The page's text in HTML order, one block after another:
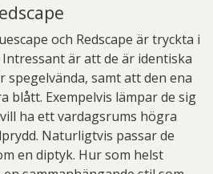
och Redscape är tryckta i
Intressant är att de är identiska
samt att den ena
blått. Exempelvis lämpar de sig
ha ett vardagsrums högra
Naturligtvis passar de
en diptyk. Hur som helst